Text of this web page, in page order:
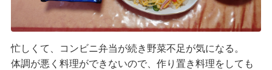
忙しくて、コンビニ弁当が続き野菜不足が気になる。
体調が悪く料理ができないので、作り置き料理をしても